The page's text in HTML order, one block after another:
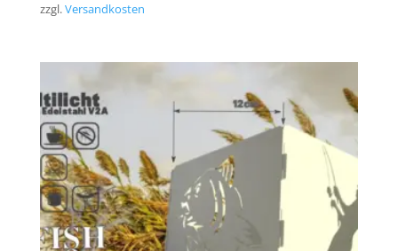
zzgl.Versandkosten